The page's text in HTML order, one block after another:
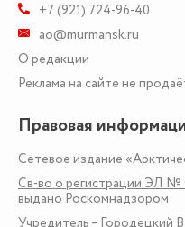
+7 (921) 724-96-40
ao@murmansk.ru
О редакции
Реклама на сайте не
Правовая
Сетевое издание
Св-во о регистрации ЭЛ №
выдано Роскомнадзором
Учредитель – Городецкий